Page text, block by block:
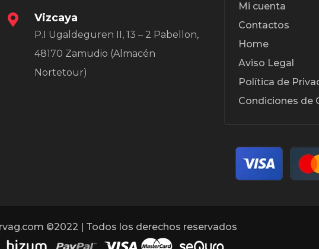
Vizcaya
P.I Ugaldeguren II, 13 – 2 Pabellon,
48170 Zamudio (Almacén
Nortetour)
Mi cuenta
Contactos
Home
Aviso Legal
Política de
Condiciones de
©2022 | Todos los derechos reservados